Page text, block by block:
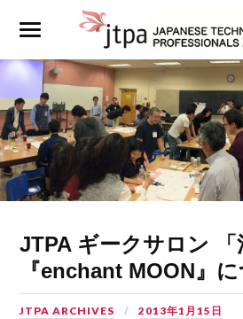
JTPA ギークサロン 「
『enchant MOON』に
JTPA ARCHIVES 2013年1月15日